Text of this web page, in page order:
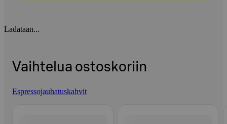
Ladataan...
Vaihtelua ostoskoriin
Espressojauhatuskahvit